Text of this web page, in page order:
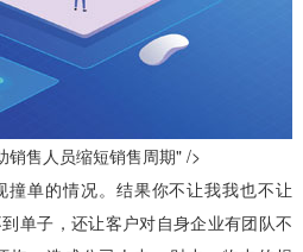
销售人员缩短销售周期" />
单的情况。结果你不让我我也不让
单子，还让客户对自身企业有团队不